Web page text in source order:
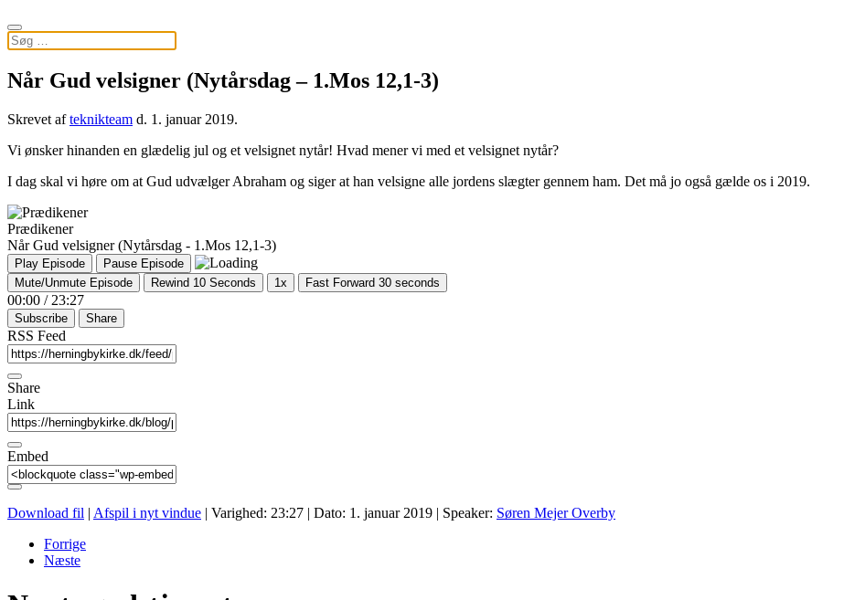
Når Gud velsigner (Nytårsdag – 1.Mos 12,1-3)
Skrevet afteknikteam d. 1. januar 2019.
Vi ønsker hinanden en glædelig jul og et velsignet nytår! Hvad mener vi med et velsignet nytår?
I dag skal vi høre om at Gud udvælger Abraham og siger at han velsigne alle jordens slægter gennem ham. Det må jo også gælde os i 2019.
Prædikener
Når Gud velsigner (Nytårsdag - 1.Mos 12,1-3)
Play Episode
Pause Episode
Mute/Unmute Episode
Rewind 10 Seconds 1x Fast Forward 30 seconds
00:00 / 23:27
Subscribe Share
RSS Feed
Share
Link
Embed
Download fil | Afspil i nyt vindue | Varighed: 23:27 | Dato: 1. januar 2019 | Speaker: Søren Mejer Overby
Forrige
Næste